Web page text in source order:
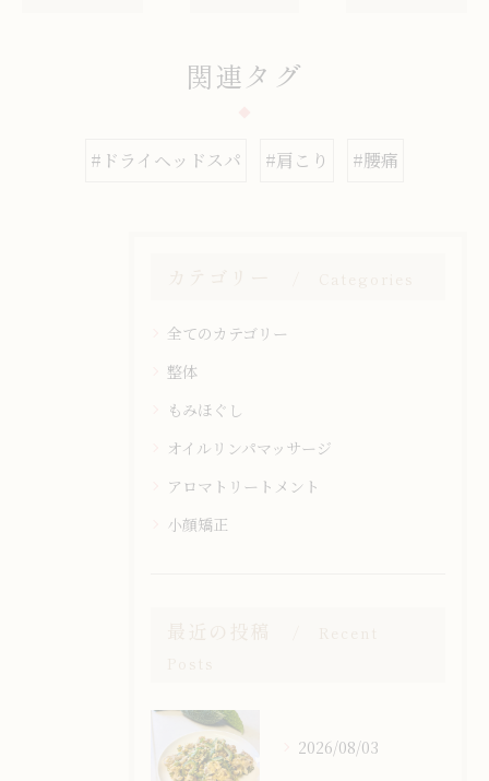
関連タグ
#ドライヘッドスパ #肩こり #腰痛
全てのカテゴリー
整体
もみほぐし
オイルリンパマッサージ
アロマトリートメント
小顔矯正
2026/08/03